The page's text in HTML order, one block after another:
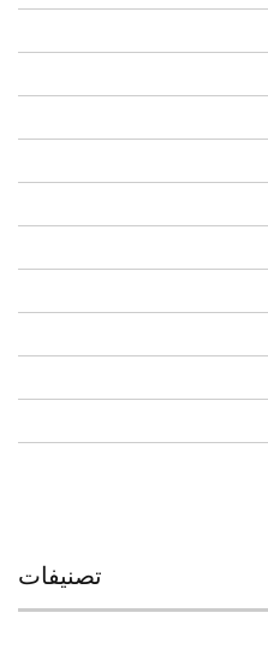
تصنيفات